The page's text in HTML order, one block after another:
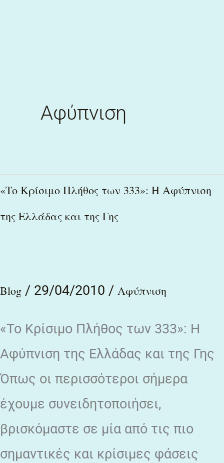
Αφύπνιση
«Το Κρίσιμο Πλήθος των 333»: Η Αφύπνιση
της Ελλάδας και της Γης
Blog / 29/04/2010 / Αφύπνιση
«Το Κρίσιμο Πλήθος των 333»: Η
Αφύπνιση της Ελλάδας και της Γης
Όπως οι περισσότεροι σήμερα
έχουμε συνειδητοποιήσει,
βρισκόμαστε σε μία από τις πιο
σημαντικές και κρίσιμες φάσεις
«Το
Πλήθος
Η
της
Ελλάδας
και
της
Γης